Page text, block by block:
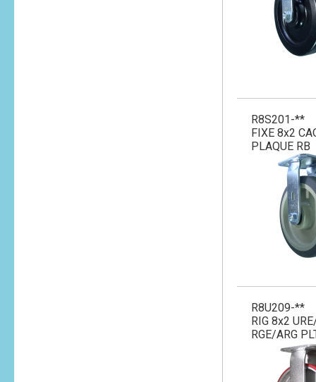
R8S201-**
FIXE 8x2
PLAQUE RB
R8U209-**
RIG 8x2
RGE/ARG